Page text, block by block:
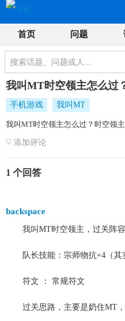
首页 问题
我叫MT时空领主怎么过
手机游戏 我叫MT
我叫MT时空领主怎么过？时空领主
添加评论
1 个回答
backspace
我叫MT时空领主，过关阵容
队长技能：宗师物抗+4（其
符文 ： 常规符文
过关思路，主要是奶住MT，